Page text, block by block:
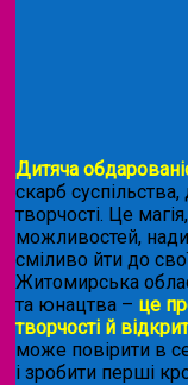
Дитяча
скарб
творчості. Це
можливостей,
сміливо йти до
Житомирська
та юнацтва – це
творчості й
може повірити в
і зробити перші